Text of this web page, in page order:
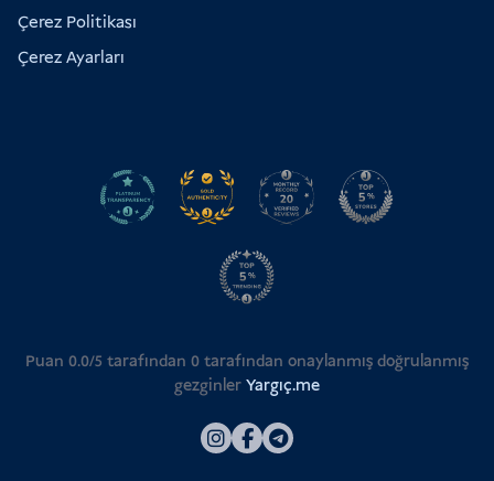
Çerez Politikası
Çerez Ayarları
Puan 0.0/5 tarafından 0 tarafından onaylanmış doğrulanmış
gezginler Yargıç.me